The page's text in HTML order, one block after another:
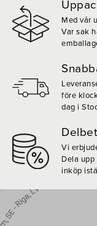
Med vår
Var sak
före
dag i
Vi
Dela
inköp